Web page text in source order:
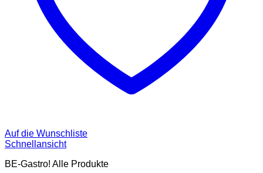
Auf die Wunschliste
Schnellansicht
BE-Gastro! Alle Produkte